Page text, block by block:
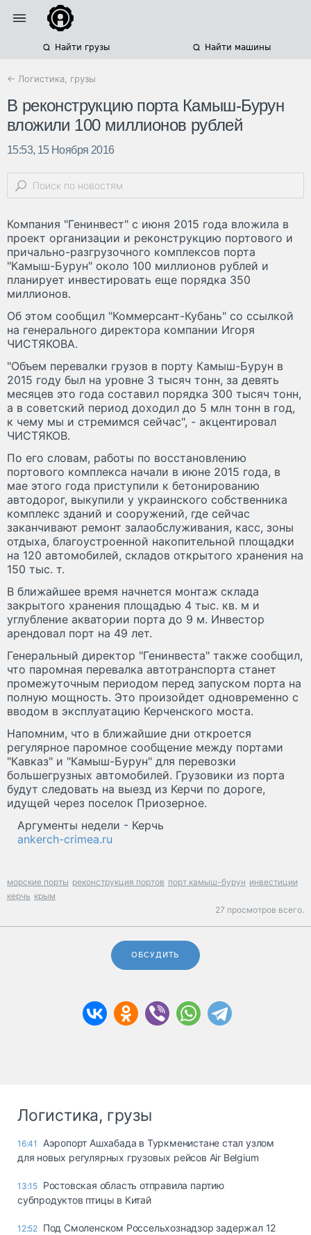
Найти грузы Найти машины
← Логистика, грузы
В реконструкцию порта Камыш-Бурун
вложили 100 миллионов рублей
15:53, 15 Ноября 2016
Компания "Генинвест" с июня 2015 года вложила в
проект организации и реконструкцию портового и
причально-разгрузочного комплексов порта
"Камыш-Бурун" около 100 миллионов рублей и
планирует инвестировать еще порядка 350
миллионов.
Об этом сообщил "Коммерсант-Кубань" со ссылкой
на генерального директора компании Игоря
ЧИСТЯКОВА.
"Объем перевалки грузов в порту Камыш-Бурун в
2015 году был на уровне 3 тысяч тонн, за девять
месяцев это года составил порядка 300 тысяч тонн,
а в советский период доходил до 5 млн тонн в год,
к чему мы и стремимся сейчас", - акцентировал
ЧИСТЯКОВ.
По его словам, работы по восстановлению
портового комплекса начали в июне 2015 года, в
мае этого года приступили к бетонированию
автодорог, выкупили у украинского собственника
комплекс зданий и сооружений, где сейчас
заканчивают ремонт залаобслуживания, касс, зоны
отдыха, благоустроенной накопительной площадки
на 120 автомобилей, складов открытого хранения на
150 тыс. т.
В ближайшее время начнется монтаж склада
закрытого хранения площадью 4 тыс. кв. м и
углубление акватории порта до 9 м. Инвестор
арендовал порт на 49 лет.
Генеральный директор "Генинвеста" также сообщил,
что паромная перевалка автотранспорта станет
промежуточным периодом перед запуском порта на
полную мощность. Это произойдет одновременно с
вводом в эксплуатацию Керченского моста.
Напомним, что в ближайшие дни откроется
регулярное паромное сообщение между портами
"Кавказ" и "Камыш-Бурун" для перевозки
большегрузных автомобилей. Грузовики из порта
будут следовать на выезд из Керчи по дороге,
идущей через поселок Приозерное.
Аргументы недели - Керчь
ankerch-crimea.ru
морские порты реконструкция портов порт камыш-бурун инвестиции
керчь крым
27 просмотров всего.
ОБСУДИТЬ
Логистика, грузы
16:41
Аэропорт Ашхабада в Туркменистане стал узлом
для новых регулярных грузовых рейсов Air Belgium
13:15 Ростовская область отправила партию
субпродуктов птицы в Китай
12:52 Под Смоленском Россельхознадзор задержал 12